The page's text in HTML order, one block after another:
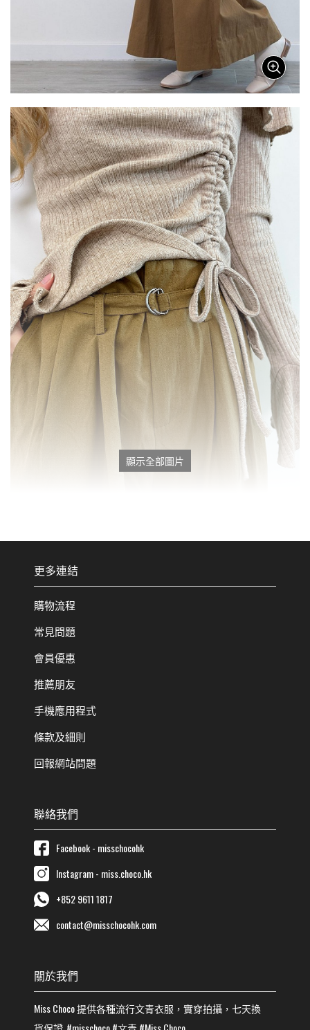
顯示全部圖片
更多連結
購物流程
常見問題
會員優惠
推薦朋友
手機應用程式
條款及細則
回報網站問題
聯絡我們
Facebook - misschocohk
Instagram - miss.choco.hk
+852 9611 1817
contact@misschocohk.com
關於我們
Miss Choco提供各種流行文青衣服，實穿拍攝，七天換